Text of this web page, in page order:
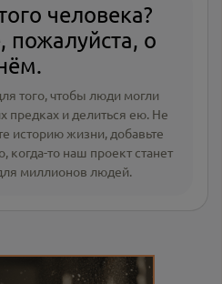
человека?
пожалуйста, о
того, чтобы люди могли
предках и делиться ею. Не
историю жизни, добавьте
когда-то наш проект станет
миллионов людей.